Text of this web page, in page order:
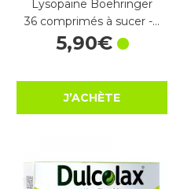
Lysopaine Boehringer
36 comprimés à sucer -…
5,90€
J’ACHÈTE